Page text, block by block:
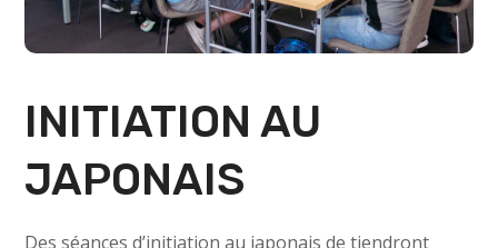
INITIATION AU
JAPONAIS
Des séances d’initiation au japonais de tiendront